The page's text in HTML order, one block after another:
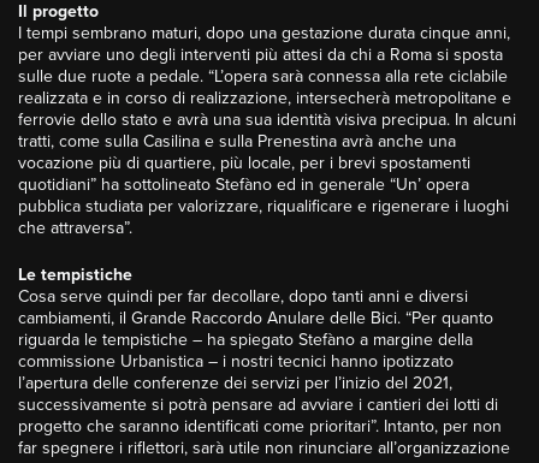
Il progetto
I tempi sembrano maturi, dopo una gestazione durata cinque anni,
per avviare uno degli interventi più attesi da chi a Roma si sposta
sulle due ruote a pedale. “L’opera sarà connessa alla rete ciclabile
realizzata e in corso di realizzazione, intersecherà metropolitane e
ferrovie dello stato e avrà una sua identità visiva precipua. In alcuni
tratti, come sulla Casilina e sulla Prenestina avrà anche una
vocazione più di quartiere, più locale, per i brevi spostamenti
quotidiani” ha sottolineato Stefàno ed in generale “Un’ opera
pubblica studiata per valorizzare, riqualificare e rigenerare i luoghi
che attraversa”.
Le tempistiche
Cosa serve quindi per far decollare, dopo tanti anni e diversi
cambiamenti, il Grande Raccordo Anulare delle Bici. “Per quanto
riguarda le tempistiche – ha spiegato Stefàno a margine della
commissione Urbanistica – i nostri tecnici hanno ipotizzato
l’apertura delle conferenze dei servizi per l’inizio del 2021,
successivamente si potrà pensare ad avviare i cantieri dei lotti di
progetto che saranno identificati come prioritari”. Intanto, per non
far spegnere i riflettori, sarà utile non rinunciare all’organizzazione